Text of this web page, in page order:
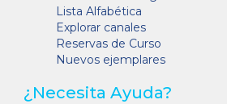
Lista Alfabética
Explorar canales
Reservas de Curso
Nuevos ejemplares
¿Necesita Ayuda?